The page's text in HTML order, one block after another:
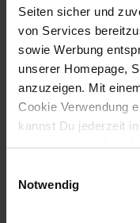
Seiten sicher und
von Services
sowie Werbung
unserer Homepage,
anzuzeigen. Mit
Cookie Verwendung
kannst Du jederzeit in
ändern bzw.
Notwendig
Tom by TomTom ist
der dich per LED-
über Radarkameras,
informiert. Das Gerät
TomTom-App auf
Traffic-Daten in
zusätzliche Kosten.
Verkehrsinfos ohne
Ausstattung